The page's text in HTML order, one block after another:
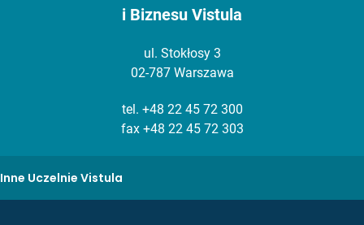
i Biznesu Vistula
ul. Stokłosy 3
02-787 Warszawa
tel. +48 22 45 72 300
fax +48 22 45 72 303
Inne Uczelnie Vistula